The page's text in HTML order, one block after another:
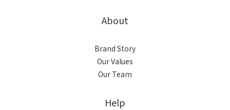
About
Brand Story
Our Values
Our Team
Help